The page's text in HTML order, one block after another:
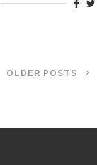
OLDER POSTS